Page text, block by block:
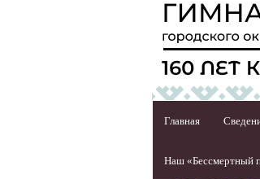
Главная
Наш «Бессмертный